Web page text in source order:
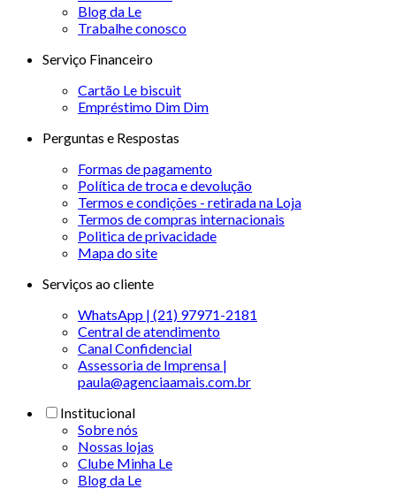
Blog da Le
Trabalhe conosco
Serviço Financeiro
Cartão Le biscuit
Empréstimo Dim Dim
Perguntas e Respostas
Formas de pagamento
Política de troca e devolução
Termos e condições - retirada na Loja
Termos de compras internacionais
Politica de privacidade
Mapa do site
Serviços ao cliente
WhatsApp | (21) 97971-2181
Central de atendimento
Canal Confidencial
Assessoria de Imprensa |
paula@agenciaamais.com.br
Institucional
Sobre nós
Nossas lojas
Clube Minha Le
Blog da Le